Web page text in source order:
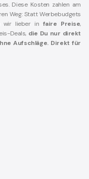
Diese Kosten zahlen am
Weg: Statt Werbebudgets
wir lieber in faire Preise,
Deals, die Du nur direkt
Aufschläge. Direkt für